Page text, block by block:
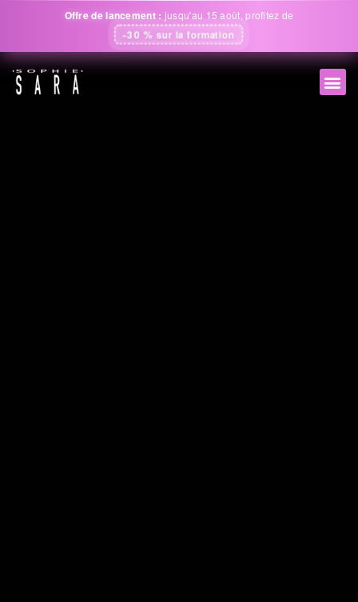
Offre de lancement : jusqu'au 15 août, profitez de
-30 % sur la formation